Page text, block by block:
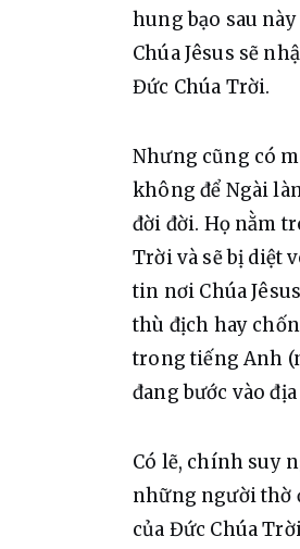
hung bạo sau
Chúa Jêsus sẽ
Đức Chúa Trời.
Nhưng cũng có
không để Ngài
đời đời. Họ nằm
Trời và sẽ bị diệt
tin nơi Chúa
thù địch hay
trong tiếng Anh
đang bước vào
Có lẽ, chính suy
những người thờ
của Đức Chúa